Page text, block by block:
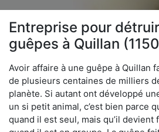
Entreprise pour
guêpes à Quillan
Avoir affaire à une guêpe à Quillan
de plusieurs centaines de milliers
planète. Si autant ont développé
un si petit animal, c’est bien parce
quand il est seul, mais qu’il